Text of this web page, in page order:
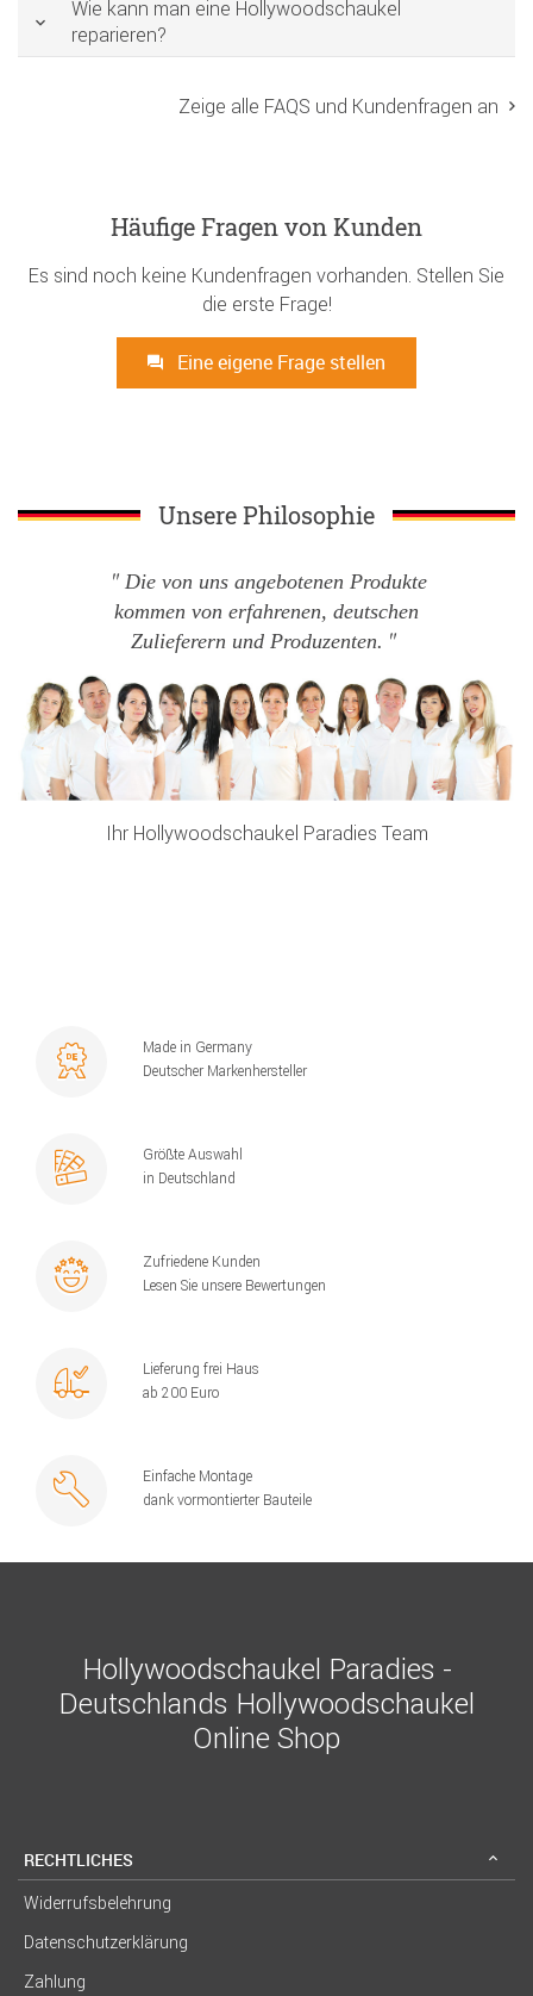
Wie kann man eine Hollywoodschaukel
reparieren?
Zeige alle FAQS und Kundenfragen an
Häufige Fragen von Kunden
Es sind noch keine Kundenfragen vorhanden. Stellen Sie
die erste Frage!
Eine eigene Frage stellen
Unsere Philosophie
Die von uns angebotenen Produkte
kommen von erfahrenen, deutschen
Zulieferern und Produzenten.
Ihr Hollywoodschaukel Paradies Team
Made in Germany
Deutscher Markenhersteller
Größte Auswahl
in Deutschland
Zufriedene Kunden
Lesen Sie unsere Bewertungen
Lieferung frei Haus
ab 200 Euro
Einfache Montage
dank vormontierter Bauteile
Hollywoodschaukel Paradies -
Deutschlands Hollywoodschaukel
Online Shop
RECHTLICHES
Widerrufsbelehrung
Datenschutzerklärung
Zahlung